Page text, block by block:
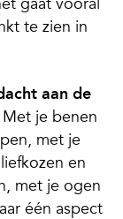
te zien in
aan de
Met je benen
met je
en
met je ogen
één aspect